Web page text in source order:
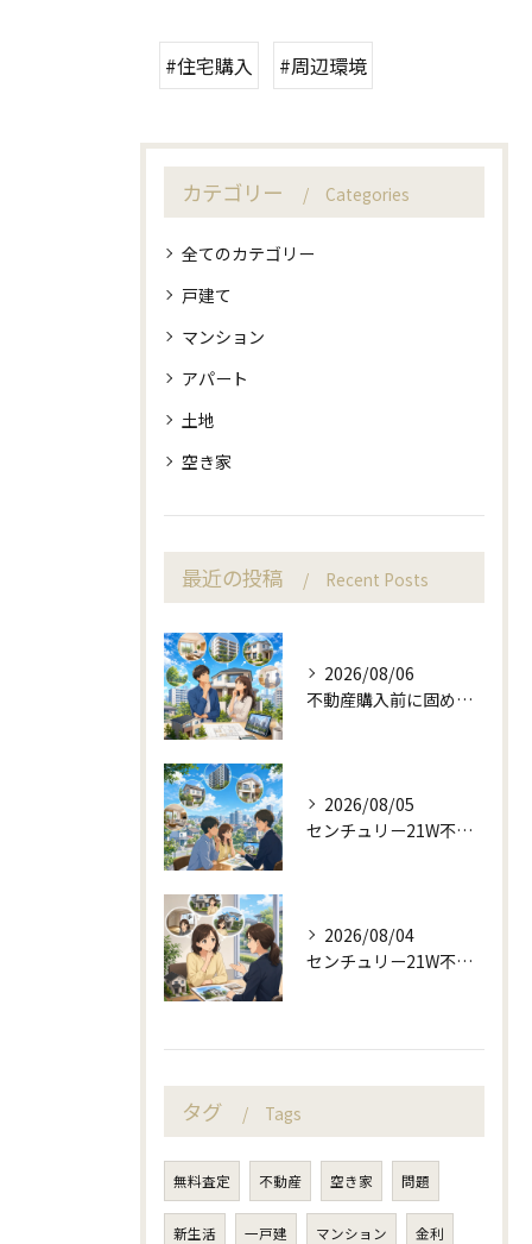
#住宅購入 #周辺環境
カテゴリー Categories
全てのカテゴリー
戸建て
マンション
アパート
土地
空き家
最近の投稿 Recent Posts
2026/08/06
不動産購入前に固める資金計画と住み替え判断
2026/08/05
センチュリー21W不動産販売と町目線の不動産相談
2026/08/04
センチュリー21W不動産販売と不動産売却の査定失敗例
タグ Tags
無料査定 不動産 空き家 問題
新生活 一戸建 マンション 金利